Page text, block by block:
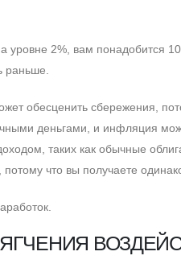
уровне 2%, вам понадобится
раньше.
обесценить сбережения,
деньгами, и инфляция
таких как обычные
что вы получаете